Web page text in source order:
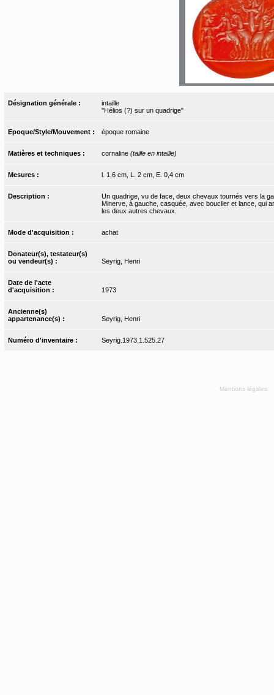
Désignation générale :
intaille
"Hélios (?) sur un quadrige"
Epoque/Style/Mouvement : époque romaine
Matières et techniques : cornaline (taille en intaille)
Mesures : l. 1,6 cm, L. 2 cm, E. 0,4 cm
Description :
Un quadrige, vu de face, deux chevaux tournés vers la
Minerve, à gauche, casquée, avec bouclier et lance, qui
les deux autres chevaux.
Mode d'acquisition : achat
Donateur(s), testateur(s)
ou vendeur(s) :
Seyrig, Henri
Date de l'acte
d'acquisition :
1973
Ancienne(s)
appartenance(s) :
Seyrig, Henri
Numéro d'inventaire : Seyrig.1973.1.525.27
Mentions légales